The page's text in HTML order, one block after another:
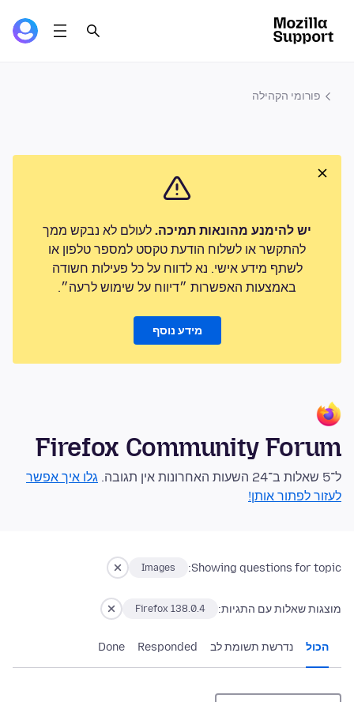
פורומי הקהילה
יש להימנע מהונאות תמיכה. לעולם לא נבקש ממך
להתקשר או לשלוח הודעת טקסט למספר טלפון או
לשתף מידע אישי. נא לדווח על כל פעילות חשודה
באמצעות האפשרות ״דיווח על שימוש לרעה״.
מידע נוסף
Firefox Community Forum
ל־5 שאלות ב־24 השעות האחרונות אין תגובה.
גלו איך אפשר
לעזור לפתור אותן!
Showing questions for topic:
Images
מוצגות שאלות עם התגיות: Firefox 138.0.4
הכול נדרשת תשומת לב Responded
Done